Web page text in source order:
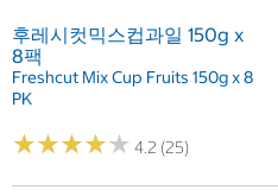
후레시컷믹스컵과일 150g x
8팩
Freshcut Mix Cup Fruits 150g x 8
PK
★★★★★
★★★★★ 4.2 (25)